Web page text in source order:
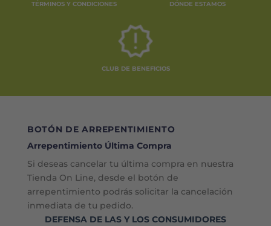
TÉRMINOS Y CONDICIONES DÓNDE ESTAMOS
CLUB DE BENEFICIOS
BOTÓN DE ARREPENTIMIENTO
Arrepentimiento Última Compra
Si deseas cancelar tu última compra en nuestra
Tienda On Line, desde el botón de
arrepentimiento podrás solicitar la cancelación
inmediata de tu pedido.
DEFENSA DE LAS Y LOS CONSUMIDORES